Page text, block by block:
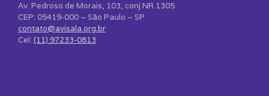
Av. Pedroso de Morais, 103, conj NR 1305
CEP: 05419-000 – São Paulo – SP
contato@avisala.org.br
Cel: (11) 97233-0813